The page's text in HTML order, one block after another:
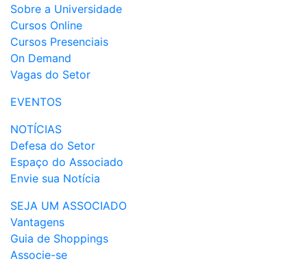
Sobre a Universidade
Cursos Online
Cursos Presenciais
On Demand
Vagas do Setor
EVENTOS
NOTÍCIAS
Defesa do Setor
Espaço do Associado
Envie sua Notícia
SEJA UM ASSOCIADO
Vantagens
Guia de Shoppings
Associe-se